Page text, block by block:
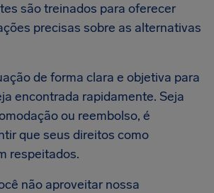
são treinados para oferecer
precisas sobre as alternativas
de forma clara e objetiva para
encontrada rapidamente. Seja
ou reembolso, é
que seus direitos como
respeitados.
não aproveitar nossa